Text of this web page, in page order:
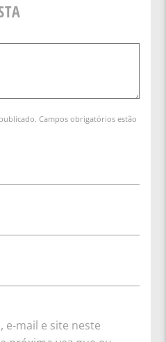
Campos obrigatórios estão
e-mail e site neste